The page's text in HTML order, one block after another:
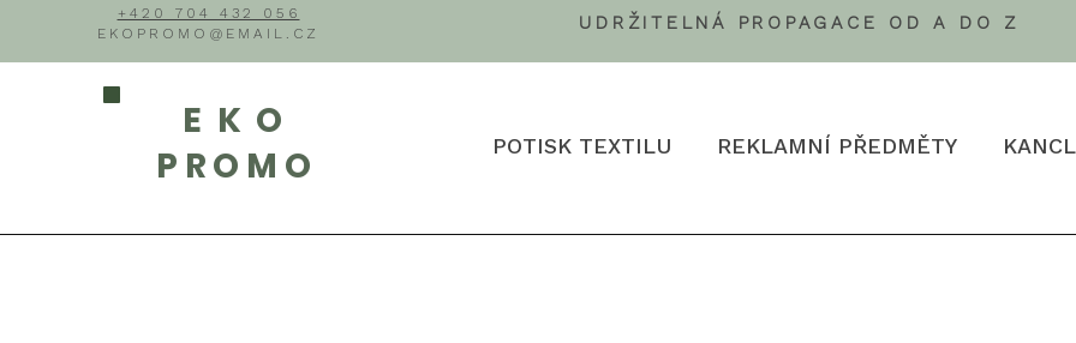
+420 704 432 056
EKOPROMO@EMAIL.CZ
UDRŽITELNÁ PROPAGACE OD A DO Z
EKO
PROMO
POTISK TEXTILU REKLAMNÍ PŘEDMĚTY